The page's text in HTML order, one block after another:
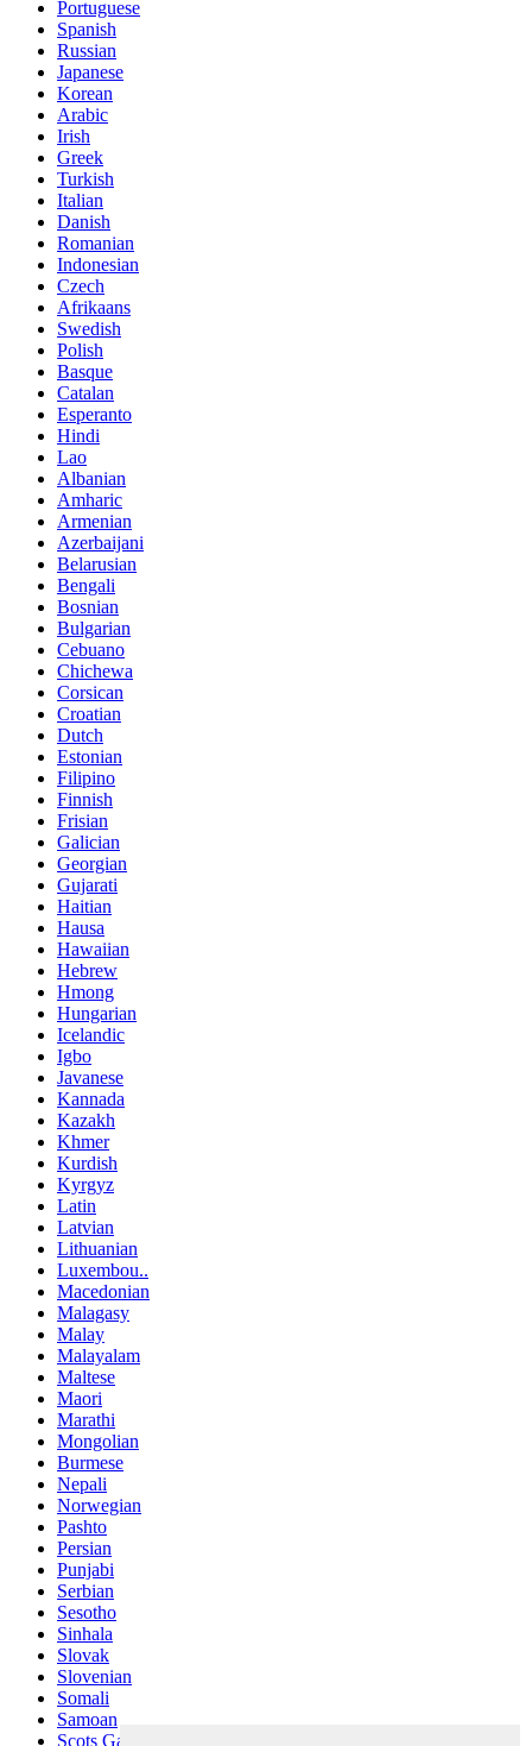
Portuguese
Spanish
Russian
Japanese
Korean
Arabic
Irish
Greek
Turkish
Italian
Danish
Romanian
Indonesian
Czech
Afrikaans
Swedish
Polish
Basque
Catalan
Esperanto
Hindi
Lao
Albanian
Amharic
Armenian
Azerbaijani
Belarusian
Bengali
Bosnian
Bulgarian
Cebuano
Chichewa
Corsican
Croatian
Dutch
Estonian
Filipino
Finnish
Frisian
Galician
Georgian
Gujarati
Haitian
Hausa
Hawaiian
Hebrew
Hmong
Hungarian
Icelandic
Igbo
Javanese
Kannada
Kazakh
Khmer
Kurdish
Kyrgyz
Latin
Latvian
Lithuanian
Luxembou..
Macedonian
Malagasy
Malay
Malayalam
Maltese
Maori
Marathi
Mongolian
Burmese
Nepali
Norwegian
Pashto
Persian
Punjabi
Serbian
Sesotho
Sinhala
Slovak
Slovenian
Somali
Samoan
Scots Gaelic